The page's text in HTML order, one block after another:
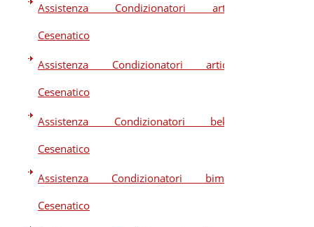
Assistenza Condizionatori artel
Cesenatico
Assistenza Condizionatori artide
Cesenatico
Assistenza Condizionatori beko
Cesenatico
Assistenza Condizionatori bimar
Cesenatico